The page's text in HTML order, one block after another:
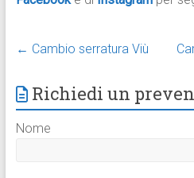
← Cambio serratura Viù
Richiedi un
Nome